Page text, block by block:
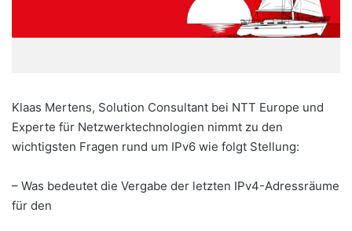
Klaas Mertens, Solution Consultant bei NTT Europe und
Experte für Netzwerktechnologien nimmt zu den
wichtigsten Fragen rund um IPv6 wie folgt Stellung:
– Was bedeutet die Vergabe der letzten IPv4-Adressräume
für den